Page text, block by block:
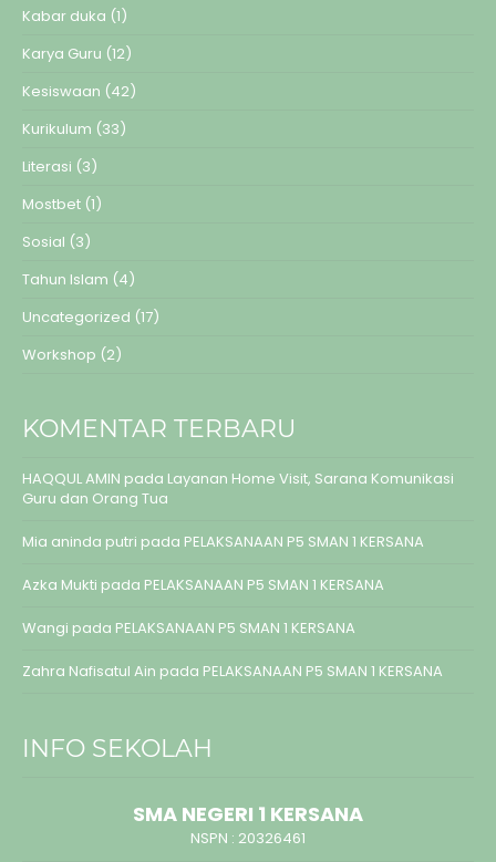
Kabar duka (1)
Karya Guru (12)
Kesiswaan (42)
Kurikulum (33)
Literasi (3)
Mostbet (1)
Sosial (3)
Tahun Islam (4)
Uncategorized (17)
Workshop (2)
KOMENTAR TERBARU
HAQQUL AMIN pada Layanan Home Visit, Sarana Komunikasi
Guru dan Orang Tua
Mia aninda putri pada PELAKSANAAN P5 SMAN 1 KERSANA
Azka Mukti pada PELAKSANAAN P5 SMAN 1 KERSANA
Wangi pada PELAKSANAAN P5 SMAN 1 KERSANA
Zahra Nafisatul Ain pada PELAKSANAAN P5 SMAN 1 KERSANA
INFO SEKOLAH
SMA NEGERI 1 KERSANA
NSPN : 20326461